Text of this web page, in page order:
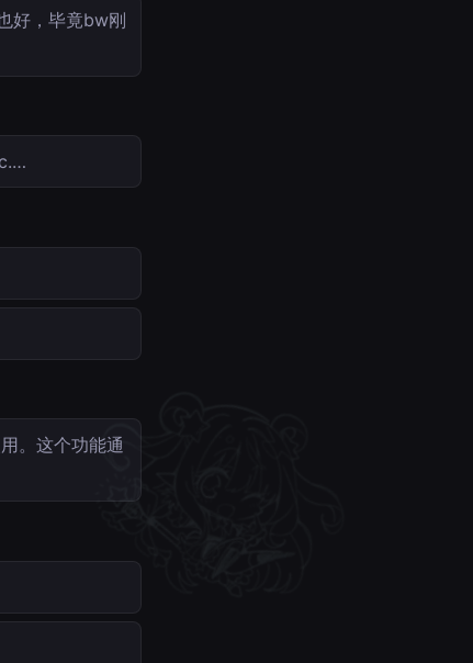
好，毕竟bw刚
。这个功能通